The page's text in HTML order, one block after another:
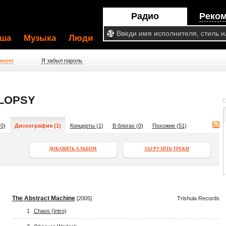
Радио
Музыка Люди
Я забыл пароль
Дискография (1) Концерты (1) В блогах (0) Похожие (51)
ЗАГРУЗИТЬ ТРЕКИ
ДОБАВИТЬ АЛЬБОМ
The Abstract Machine[2005] Trishula Records
1 Chaos (Intro)